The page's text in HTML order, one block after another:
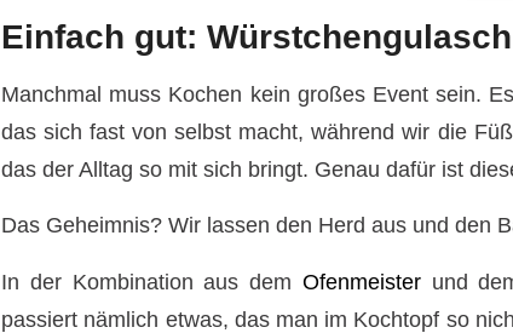
Einfach gut:
Manchmal muss Kochen kein großes Event sein.
das sich fast von selbst macht, während wir die
das der Alltag so mit sich bringt. Genau dafür ist
Das Geheimnis? Wir lassen den Herd aus und den
In der Kombination aus dem Ofenmeisterund
passiert nämlich etwas, das man im Kochtopf so